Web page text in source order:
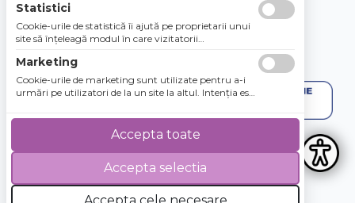
4.8 / 5 ★★★★★
Site-ul nu poate funcţiona corespunzător fără aceste
cookie-uri.
Statistici
Cookie-urile de statistică îi ajută pe proprietarii unui
site să înţeleagă modul în care vizitatorii
raportarea informaţiilor în mod anonim.
Marketing
Cookie-urile de marketing sunt utilizate pentru a-i
urmări pe utilizatori de la un site la altul. Intenţia este
utilizatorii individuali, aşadar ele sunt mai valoroase
pentru agenţiile de puiblicitate şi părţile terţe care se
Accepta selectia
Accepta toate